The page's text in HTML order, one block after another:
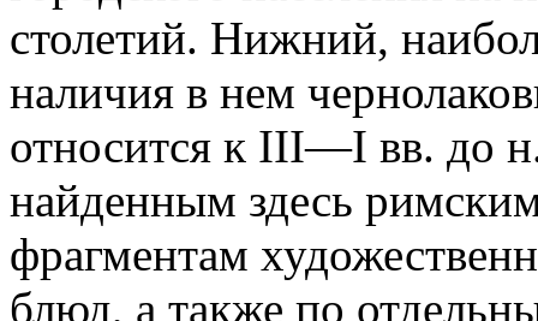
столетий. Нижний,
наличия в нем
относится к III—I вв. до
найденным здесь
фрагментам
блюд, а также по